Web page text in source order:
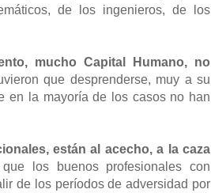
de los ingenieros, de los
mucho Capital Humano, no
que desprenderse, muy a su
en la mayoría de los casos no han
están al acecho, a la caza
los buenos profesionales con
de los períodos de adversidad por